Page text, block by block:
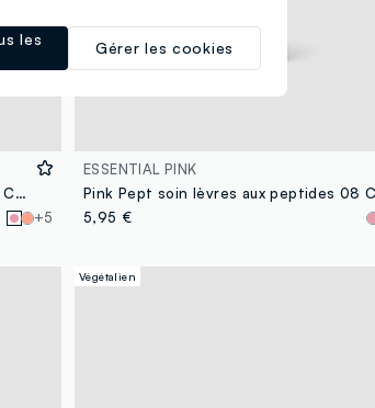
Soin lèvres aux peptides Pink Pept 01 Cotton Candy
+5
ESSENTIAL PINK
5,95 €
Végétalien
Gérer les cookies
les